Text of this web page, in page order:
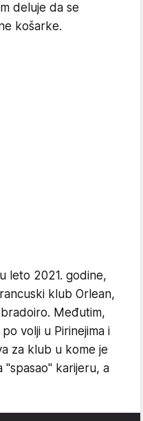
deluje da se
košarke.
leto 2021. godine,
klub Orlean,
Međutim,
volji u Pirinejima i
za klub u kome je
"spasao" karijeru, a